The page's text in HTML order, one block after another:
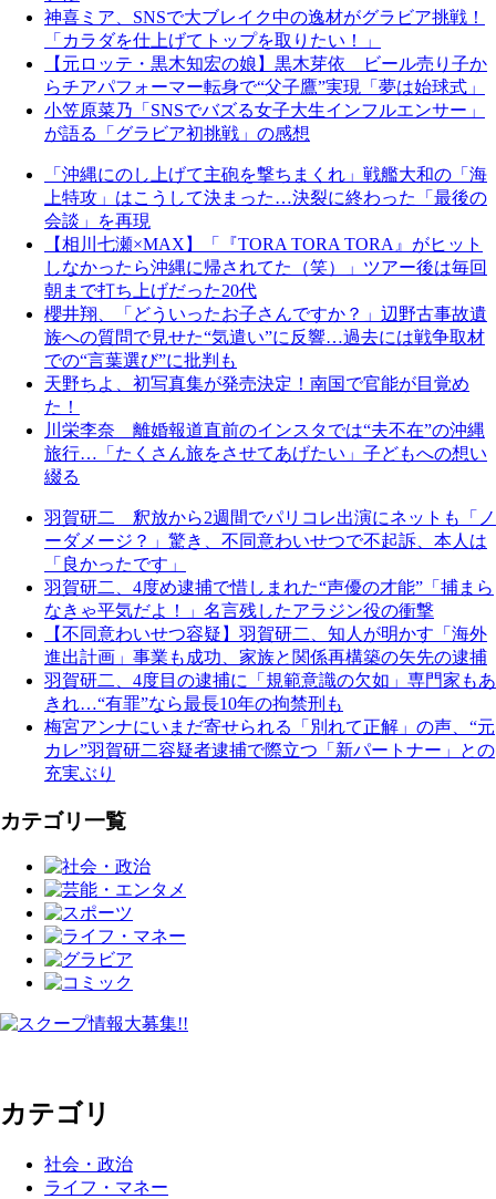
神喜ミア、SNSで大ブレイク中の逸材がグラビア挑戦！
「カラダを仕上げてトップを取りたい！」
【元ロッテ・黒木知宏の娘】黒木芽依 ビール売り子か
らチアパフォーマー転身で“父子鷹”実現「夢は始球式」
小笠原菜乃「SNSでバズる女子大生インフルエンサー」
が語る「グラビア初挑戦」の感想
「沖縄にのし上げて主砲を撃ちまくれ」戦艦大和の「海
上特攻」はこうして決まった…決裂に終わった「最後の
会談」を再現
【相川七瀬×MAX】「『TORA TORA TORA』がヒット
しなかったら沖縄に帰されてた（笑）」ツアー後は毎回
朝まで打ち上げだった20代
櫻井翔、「どういったお子さんですか？」辺野古事故遺
族への質問で見せた“気遣い”に反響…過去には戦争取材
での“言葉選び”に批判も
天野ちよ、初写真集が発売決定！南国で官能が目覚め
た！
川栄李奈 離婚報道直前のインスタでは“夫不在”の沖縄
旅行…「たくさん旅をさせてあげたい」子どもへの想い
綴る
羽賀研二 釈放から2週間でパリコレ出演にネットも「ノ
ーダメージ？」驚き、不同意わいせつで不起訴、本人は
「良かったです」
羽賀研二、4度め逮捕で惜しまれた“声優の才能”「捕まら
なきゃ平気だよ！」名言残したアラジン役の衝撃
【不同意わいせつ容疑】羽賀研二、知人が明かす「海外
進出計画」事業も成功、家族と関係再構築の矢先の逮捕
羽賀研二、4度目の逮捕に「規範意識の欠如」専門家もあ
きれ…“有罪”なら最長10年の拘禁刑も
梅宮アンナにいまだ寄せられる「別れて正解」の声、“元
カレ”羽賀研二容疑者逮捕で際立つ「新パートナー」との
充実ぶり
カテゴリ一覧
カテゴリ
社会・政治
ライフ・マネー